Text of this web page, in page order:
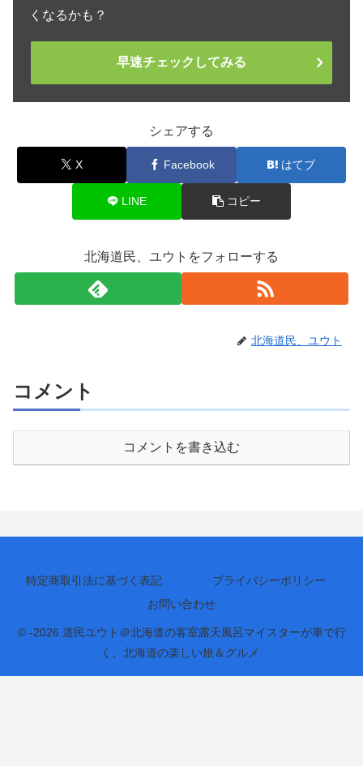
くなるかも？
早速チェックしてみる
シェアする
X Facebook はてブ
LINE コピー
北海道民、ユウトをフォローする
北海道民、ユウト
コメント
コメントを書き込む
特定商取引法に基づく表記
プライバシーポリシー
お問い合わせ
© -2026 道民ユウト＠北海道の客室露天風呂マイスターが車で行
く、北海道の楽しい旅＆グルメ.